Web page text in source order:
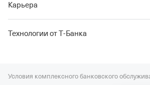
Карьера
Технологии от Т‑Банка
Условия комплексного банковского